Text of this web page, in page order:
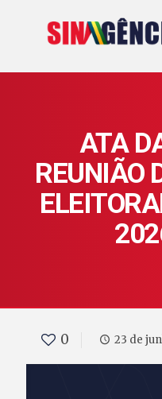
ATA
REUNIÃO
0 23 de